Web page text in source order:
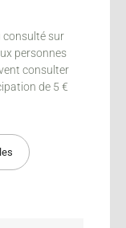
consulté sur
personnes
consulter
de 5 €